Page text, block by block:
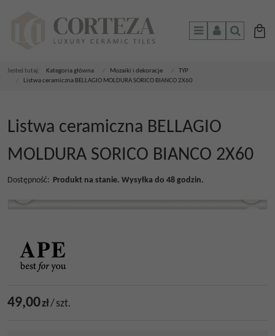
MenuPanelSzukaj
Jesteś tutaj: Kategoria główna Mozaiki i dekoracje
TYP
Listwa ceramiczna BELLAGIO MOLDURA SORICO BIANCO 2X60
Listwa ceramiczna BELLAGIO
MOLDURA SORICO BIANCO 2X60
Dostępność: Produkt na stanie. Wysyłka do 48 godzin.
49,00zł/szt.